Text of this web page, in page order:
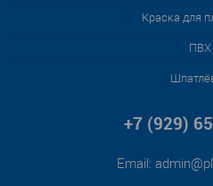
Краска для
ПВХ
+7 (929)
Email: